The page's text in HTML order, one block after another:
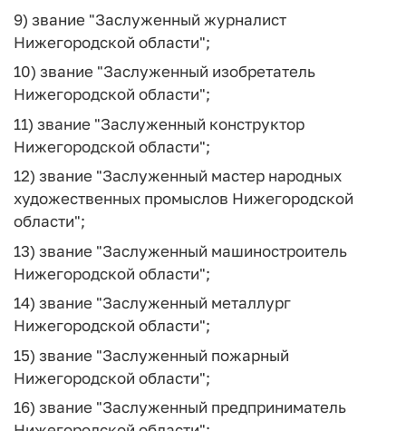
9) звание "Заслуженный журналист
Нижегородской области";
10) звание "Заслуженный изобретатель
Нижегородской области";
11) звание "Заслуженный конструктор
Нижегородской области";
12) звание "Заслуженный мастер народных
художественных промыслов Нижегородской
области";
13) звание "Заслуженный машиностроитель
Нижегородской области";
14) звание "Заслуженный металлург
Нижегородской области";
15) звание "Заслуженный пожарный
Нижегородской области";
16) звание "Заслуженный предприниматель